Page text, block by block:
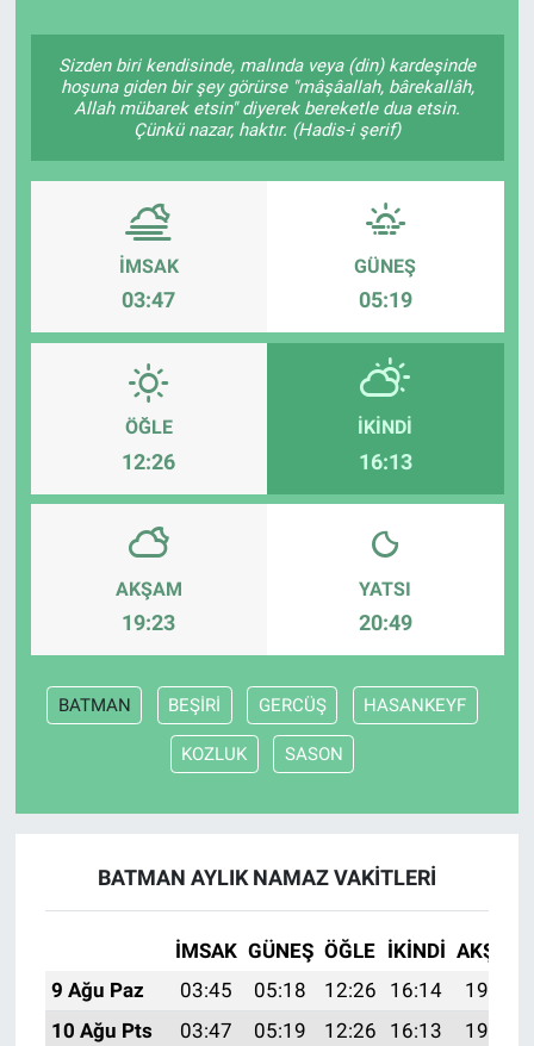
Sizden biri kendisinde, malında veya (din) kardeşinde
hoşuna giden bir şey görürse "mâşâallah, bârekallâh,
Allah mübarek etsin" diyerek bereketle dua etsin.
Çünkü nazar, haktır. (Hadis-i şerif)
İMSAK
03:47
GÜNEŞ
05:19
ÖĞLE
12:26
İKINDI
16:13
AKŞAM
19:23
YATSI
20:49
BATMAN BEŞİRİ GERCÜŞ HASANKEYF
KOZLUK SASON
BATMAN AYLIK NAMAZ VAKITLERI
İMSAK GÜNEŞ ÖĞLE İKINDI AKŞAM
9 Ağu Paz
03:45 05:18 12:26 16:14
19:24
10 Ağu Pts
03:47 05:19 12:26 16:13
19:23
Bilecik
Kütahya
Çevre
Magazin
Bilim ve Teknoloji